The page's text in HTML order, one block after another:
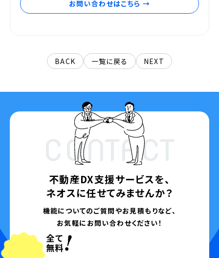
お問い合わせはこちら →
BACK 一覧に戻る NEXT
CONTACT
不動産DX支援サービスを、
ネオスに任せてみませんか？
機能についてのご質問やお見積もりなど、
お気軽にお問い合わせください！